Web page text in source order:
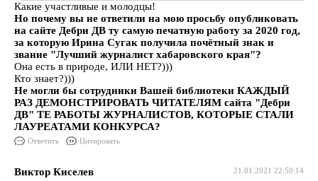
Какие участливые и молодцы!
Но почему вы не ответили на мою просьбу опубликовать
на сайте Дебри ДВ ту самую печатную работу за 2020 год,
за которую Ирина Сугак получила почётный знак и
звание "Лучший журналист хабаровского края"?
Она есть в природе, ИЛИ НЕТ?)))
Кто знает?)))
Не могли бы сотрудники Вашей библиотеки КАЖДЫЙ
РАЗ ДЕМОНСТРИРОВАТЬ ЧИТАТЕЛЯМ сайта "Дебри
ДВ" ТЕ РАБОТЫ ЖУРНАЛИСТОВ, КОТОРЫЕ СТАЛИ
ЛАУРЕАТАМИ КОНКУРСА?
Ответить Цитировать
21.01.2021 22:50:14
Виктор Киселев